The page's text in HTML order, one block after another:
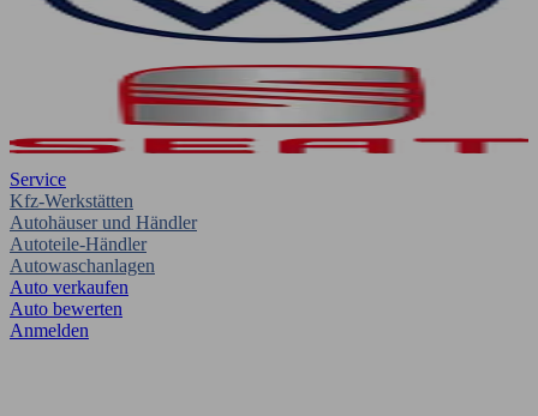
Service
Kfz-Werkstätten
Autohäuser und Händler
Autoteile-Händler
Autowaschanlagen
Auto verkaufen
Auto bewerten
Anmelden